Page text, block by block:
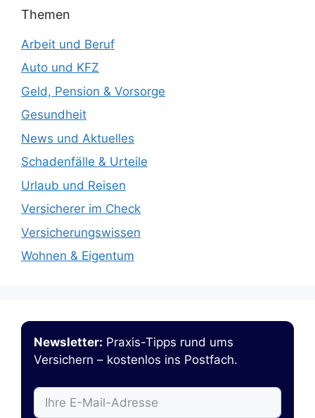
Themen
Arbeit und Beruf
Auto und KFZ
Geld, Pension & Vorsorge
Gesundheit
News und Aktuelles
Schadenfälle & Urteile
Urlaub und Reisen
Versicherer im Check
Versicherungswissen
Wohnen & Eigentum
Newsletter: Praxis-Tipps rund ums
Versichern – kostenlos ins Postfach.